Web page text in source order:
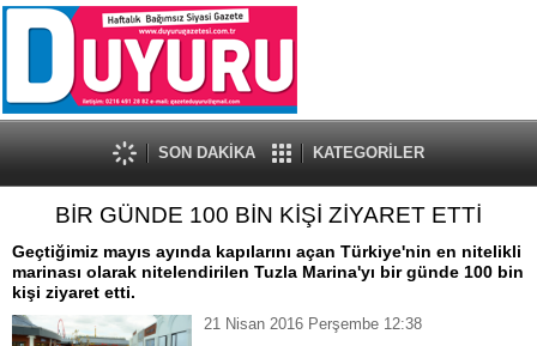
SON DAKİKA KATEGORİLER
BİR GÜNDE 100 BİN KİŞİ ZİYARET ETTİ
Geçtiğimiz mayıs ayında kapılarını açan Türkiye'nin en nitelikli
marinası olarak nitelendirilen Tuzla Marina'yı bir günde 100 bin
kişi ziyaret etti.
21 Nisan 2016 Perşembe 12:38